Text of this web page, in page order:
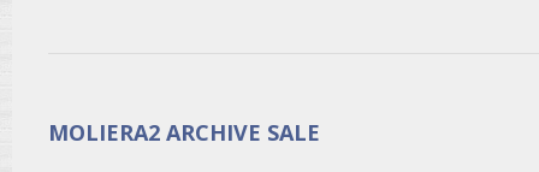
MOLIERA2 ARCHIVE SALE